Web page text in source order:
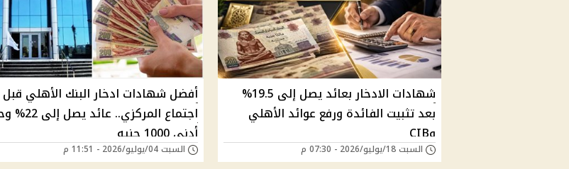
شهادات الادخار بعائد يصل إلى 19.5%
بعد تثبيت الفائدة ورفع عوائد الأهلي
وCIB
السبت 18/يوليو/2026 - 07:30 م
أفضل شهادات ادخار البنك الأهلي قبل
اجتماع المركزي.. عائد
أدنى 1000 جنيه
السبت 04/يوليو/2026 - 11:51 م